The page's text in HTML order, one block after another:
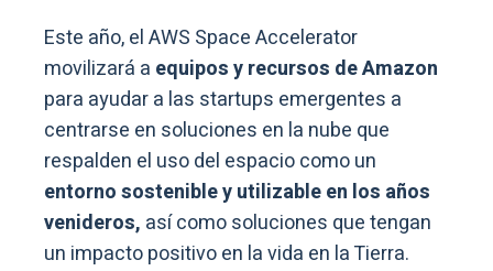
Este año, el AWS Space Accelerator
movilizará a equipos y recursos de Amazon
para ayudar a las startups emergentes a
centrarse en soluciones en la nube que
respalden el uso del espacio como un
entorno sostenible y utilizable en los años
venideros, así como soluciones que tengan
un impacto positivo en la vida en la Tierra.